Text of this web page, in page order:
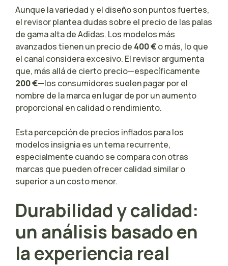
Aunque la variedad y el diseño son puntos fuertes,
el revisor plantea dudas sobre el precio de las palas
de gama alta de Adidas. Los modelos más
avanzados tienen un precio de 400 €o más, lo que
el canal considera excesivo. El revisor argumenta
que, más allá de cierto precio—específicamente
200 €—los consumidores suelen pagar por el
nombre de la marca en lugar de por un aumento
proporcional en calidad o rendimiento.
Esta percepción de precios inflados para los
modelos insignia es un tema recurrente,
especialmente cuando se compara con otras
marcas que pueden ofrecer calidad similar o
superior a un costo menor.
Durabilidad y calidad:
un análisis basado en
la experiencia real